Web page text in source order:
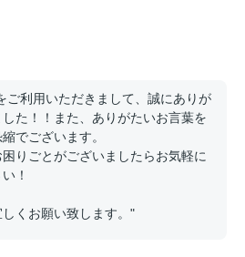
ご利用いただきまして、誠にありが
た！！また、ありがたいお言葉を
でございます。
りごとがございましたらお気軽に
！
くお願い致します。"